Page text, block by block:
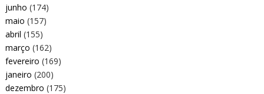
junho (174)
maio (157)
abril (155)
março (162)
fevereiro (169)
janeiro (200)
dezembro (175)